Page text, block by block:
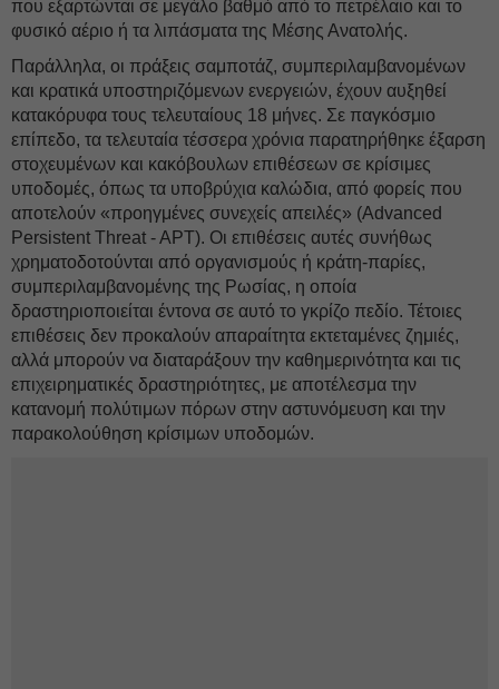
που εξαρτώνται σε μεγάλο βαθμό από το πετρέλαιο και το
φυσικό αέριο ή τα λιπάσματα της Μέσης Ανατολής.
Παράλληλα, οι πράξεις σαμποτάζ, συμπεριλαμβανομένων
και κρατικά υποστηριζόμενων ενεργειών, έχουν αυξηθεί
κατακόρυφα τους τελευταίους 18 μήνες. Σε παγκόσμιο
επίπεδο, τα τελευταία τέσσερα χρόνια παρατηρήθηκε έξαρση
στοχευμένων και κακόβουλων επιθέσεων σε κρίσιμες
υποδομές, όπως τα υποβρύχια καλώδια, από φορείς που
αποτελούν «προηγμένες συνεχείς απειλές» (Advanced
Persistent Threat - APT). Οι επιθέσεις αυτές συνήθως
χρηματοδοτούνται από οργανισμούς ή κράτη-παρίες,
συμπεριλαμβανομένης της Ρωσίας, η οποία
δραστηριοποιείται έντονα σε αυτό το γκρίζο πεδίο. Τέτοιες
επιθέσεις δεν προκαλούν απαραίτητα εκτεταμένες ζημιές,
αλλά μπορούν να διαταράξουν την καθημερινότητα και τις
επιχειρηματικές δραστηριότητες, με αποτέλεσμα την
κατανομή πολύτιμων πόρων στην αστυνόμευση και την
παρακολούθηση κρίσιμων υποδομών.